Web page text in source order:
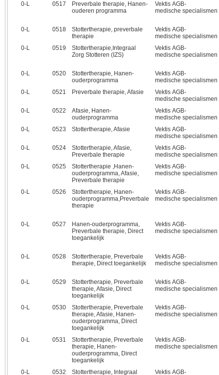
0‑L 0517
Preverbale therapie, Hanen-
ouderen programma
Vektis AGB-
medische specialismen
0‑L 0518
Stottertherapie, preverbale
therapie
Vektis AGB-
medische specialismen
0‑L
0519
Stottertherapie,Integraal
Zorg Stotteren (IZS)
Vektis AGB-
medische specialismen
0‑L 0520
Stottertherapie, Hanen-
ouderprogramma
Vektis AGB-
medische specialismen
0‑L
0521 Preverbale therapie, Afasie
Vektis AGB-
medische specialismen
0‑L
0522
Afasie, Hanen-
ouderprogramma
Vektis AGB-
medische specialismen
0‑L
0523 Stottertherapie, Afasie
Vektis AGB-
medische specialismen
0‑L
0524
Stottertherapie, Afasie,
Preverbale therapie
Vektis AGB-
medische specialismen
0‑L
0525
Stottertherapie ,Hanen-
ouderprogramma, Afasie,
Preverbale therapie
Vektis AGB-
medische specialismen
0‑L 0526
Stottertherapie, Hanen-
ouderprogramma,Preverbale
therapie
Vektis AGB-
medische specialismen
0‑L 0527
Hanen-ouderprogramma,
Preverbale therapie, Direct
toegankelijk
Vektis AGB-
medische specialismen
0‑L 0528
Stottertherapie, Preverbale
therapie, Direct toegankelijk
Vektis AGB-
medische specialismen
0‑L 0529
Stottertherapie, Preverbale
therapie, Afasie, Direct
toegankelijk
Vektis AGB-
medische specialismen
0‑L 0530
Stottertherapie, Preverbale
therapie, Afasie, Hanen-
ouderprogramma, Direct
toegankelijk
Vektis AGB-
medische specialismen
0‑L 0531
Stottertherapie, Preverbale
therapie, Hanen-
ouderprogramma, Direct
toegankelijk
Vektis AGB-
medische specialismen
0‑L 0532
Stottertherapie, Integraal
Vektis AGB-